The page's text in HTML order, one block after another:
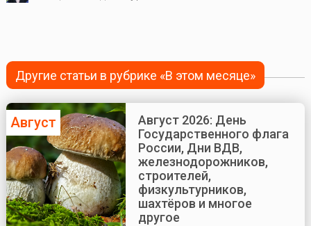
Другие статьи в рубрике «В этом месяце»
Август
Август 2026: День
Государственного флага
России, Дни ВДВ,
железнодорожников,
строителей,
физкультурников,
шахтёров и многое
другое